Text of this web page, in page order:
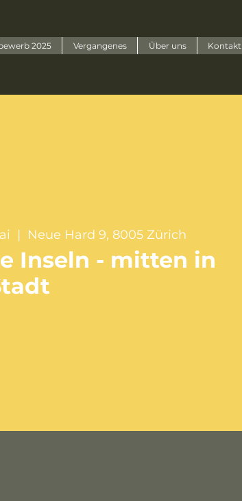
2025 Vergangenes Über uns Kontakt
  |
Neue Hard 9, 8005 Zürich
Inseln - mitten in